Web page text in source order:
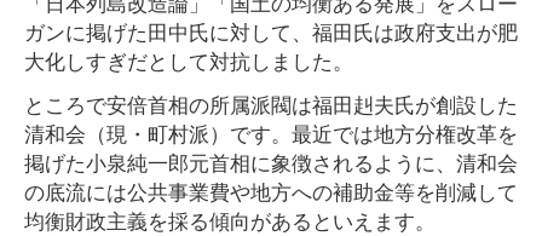
ガンに掲げた田中氏に対して、福田氏は政府支出が肥
大化しすぎだとして対抗しました。
ところで安倍首相の所属派閥は福田赳夫氏が創設した
清和会（現・町村派）です。最近では地方分権改革を
掲げた小泉純一郎元首相に象徴されるように、清和会
の底流には公共事業費や地方への補助金等を削減して
均衡財政主義を採る傾向があるといえます。